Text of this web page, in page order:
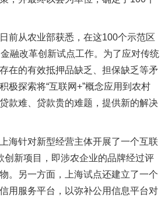
前从农业部获悉，在这100个示范区
融改革创新试点工作。为了应对传统
在的有效抵押品缺乏、担保缺乏等矛
极探索将“互联网+”概念应用到农村
款难、贷款贵的难题，提供新的解决
海针对新型经营主体开展了一个互联
创新项目，即涉农企业的品牌经过评
。另一方面，上海试点还建立了一个
用服务平台，以弥补公用信息平台对